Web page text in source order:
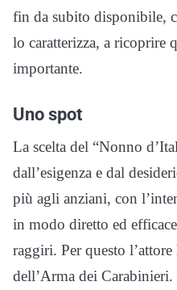
fin da subito disponibile,
lo caratterizza, a ricoprire
importante.
Uno spot
La scelta del “Nonno
dall’esigenza e dal
più agli anziani, con
in modo diretto ed
raggiri. Per questo
dell’Arma dei